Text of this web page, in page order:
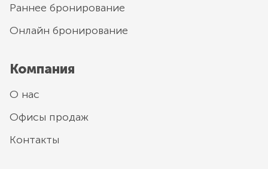
Раннее бронирование
Онлайн бронирование
Компания
О нас
Офисы продаж
Контакты